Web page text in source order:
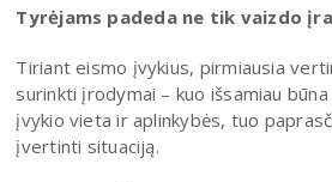
Tyrėjams padeda ne tik vaizdo
Tiriant eismo įvykius, pirmiausia
surinkti įrodymai – kuo išsamiau
įvykio vieta ir aplinkybės, tuo
įvertinti situaciją.